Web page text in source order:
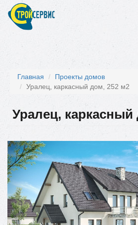
Перейти
основному
Главная
Проекты домов
Уралец, каркасный дом, 252 м2
Уралец,